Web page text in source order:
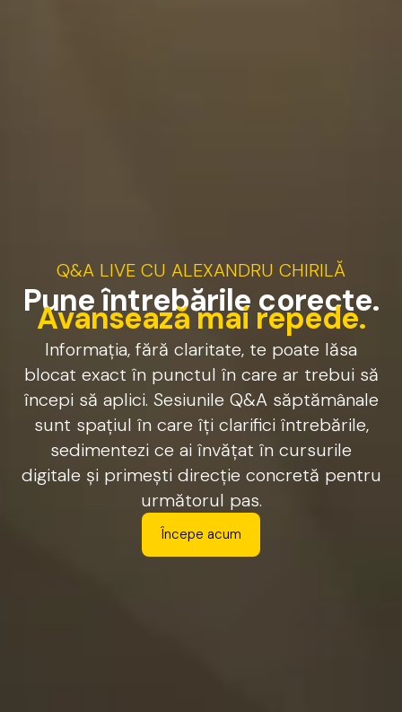
Q&A LIVE CU ALEXANDRU CHIRILĂ
Puneîntrebările corecte.
Avanseazămai repede.
Informația, fără claritate, te poate lăsa
blocat exact în punctul în care ar trebui să
începi să aplici. Sesiunile Q&A săptămânale
sunt spațiul în care îți clarifici întrebările,
sedimentezi ce ai învățat în cursurile
digitale și primești direcție concretă pentru
următorul pas.
Începe acum